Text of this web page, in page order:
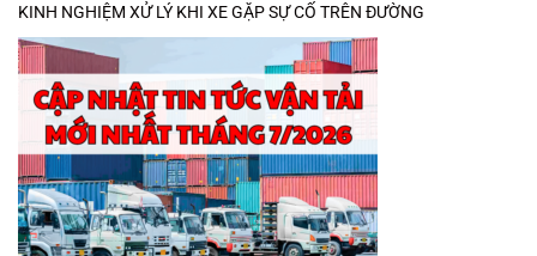
KINH NGHIỆM XỬ LÝ KHI XE GẶP SỰ CỐ TRÊN ĐƯỜNG